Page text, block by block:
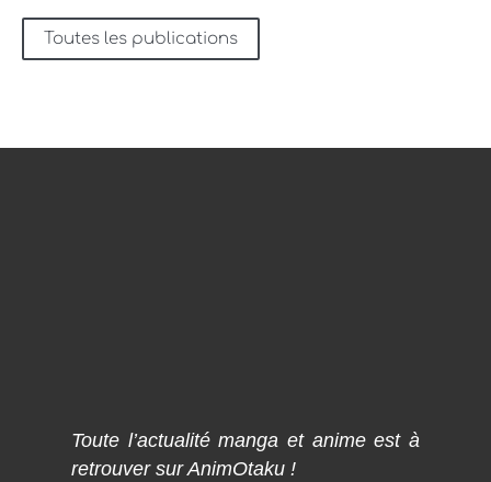
Toutes les publications
Toute l’actualité manga et anime est à
retrouver sur AnimOtaku !